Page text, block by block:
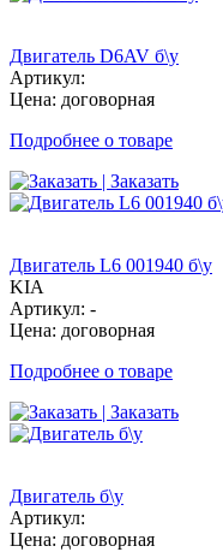
Двигатель D6AV б\у
Артикул:
Цена: договорная
Подробнее о товаре
| Заказать
Двигатель L6 001940 б\у
KIA
Артикул: -
Цена: договорная
Подробнее о товаре
| Заказать
Двигатель б\у
Артикул:
Цена: договорная